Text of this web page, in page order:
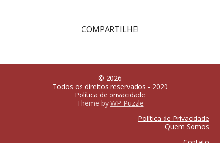
COMPARTILHE!
© 2026
Todos os direitos reservados - 2020
Política de privacidade
Theme by WP Puzzle
Política de Privacidade
Quem Somos